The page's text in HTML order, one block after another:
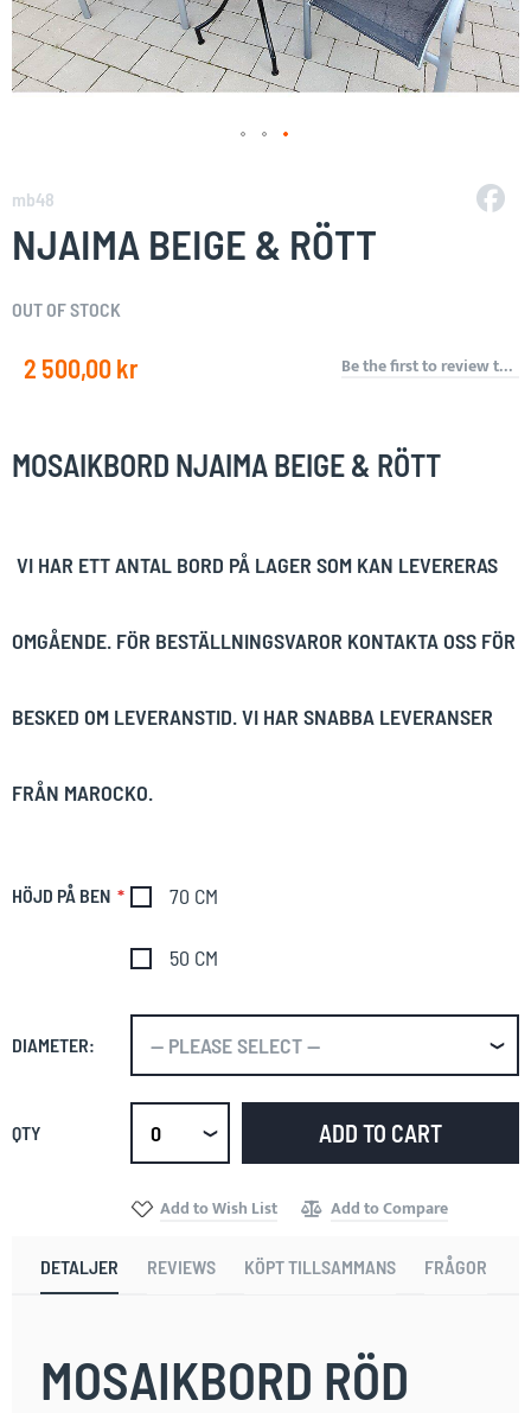
to
the
beginning
of
images
mb48
NJAIMA BEIGE & RÖTT
OUT OF STOCK
2 500,00 kr Be the first to review this product
MOSAIKBORD NJAIMA BEIGE & RÖTT
VI HAR ETT ANTAL BORD PÅ LAGER SOM KAN LEVERERAS
OMGÅENDE. FÖR BESTÄLLNINGSVAROR KONTAKTA OSS FÖR
BESKED OM LEVERANSTID. VI HAR SNABBA LEVERANSER
FRÅN MAROCKO.
HÖJD PÅ BEN 70 CM
50 CM
DIAMETER:
QTY ADD TO CART
Add to Wish List Add to Compare
DETALJER REVIEWS KÖPT TILLSAMMANS FRÅGOR
MOSAIKBORD RÖD